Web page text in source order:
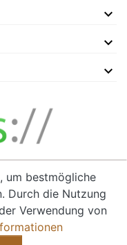
um bestmögliche
Durch die Nutzung
Verwendung von